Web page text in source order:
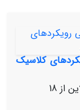
کلاسیک
از 18